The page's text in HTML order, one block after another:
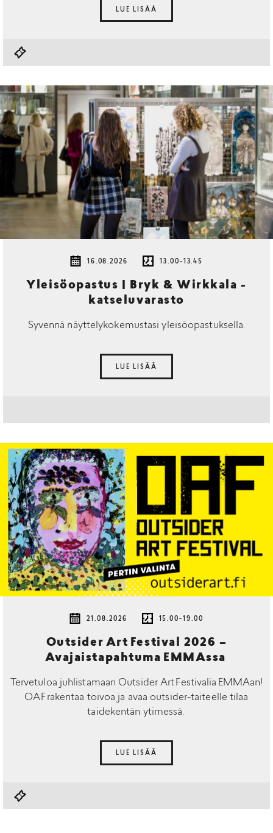
LUE LISÄÄ
16.08.2026 13.00-13.45
Yleisöopastus | Bryk & Wirkkala -
katseluvarasto
Syvennä näyttelykokemustasi yleisöopastuksella.
LUE LISÄÄ
21.08.2026 15.00-19.00
Outsider Art Festival 2026 –
Avajaistapahtuma EMMAssa
Tervetuloa juhlistamaan Outsider Art Festivalia EMMAan!
OAF rakentaa toivoa ja avaa outsider-taiteelle tilaa
taidekentän ytimessä.
LUE LISÄÄ